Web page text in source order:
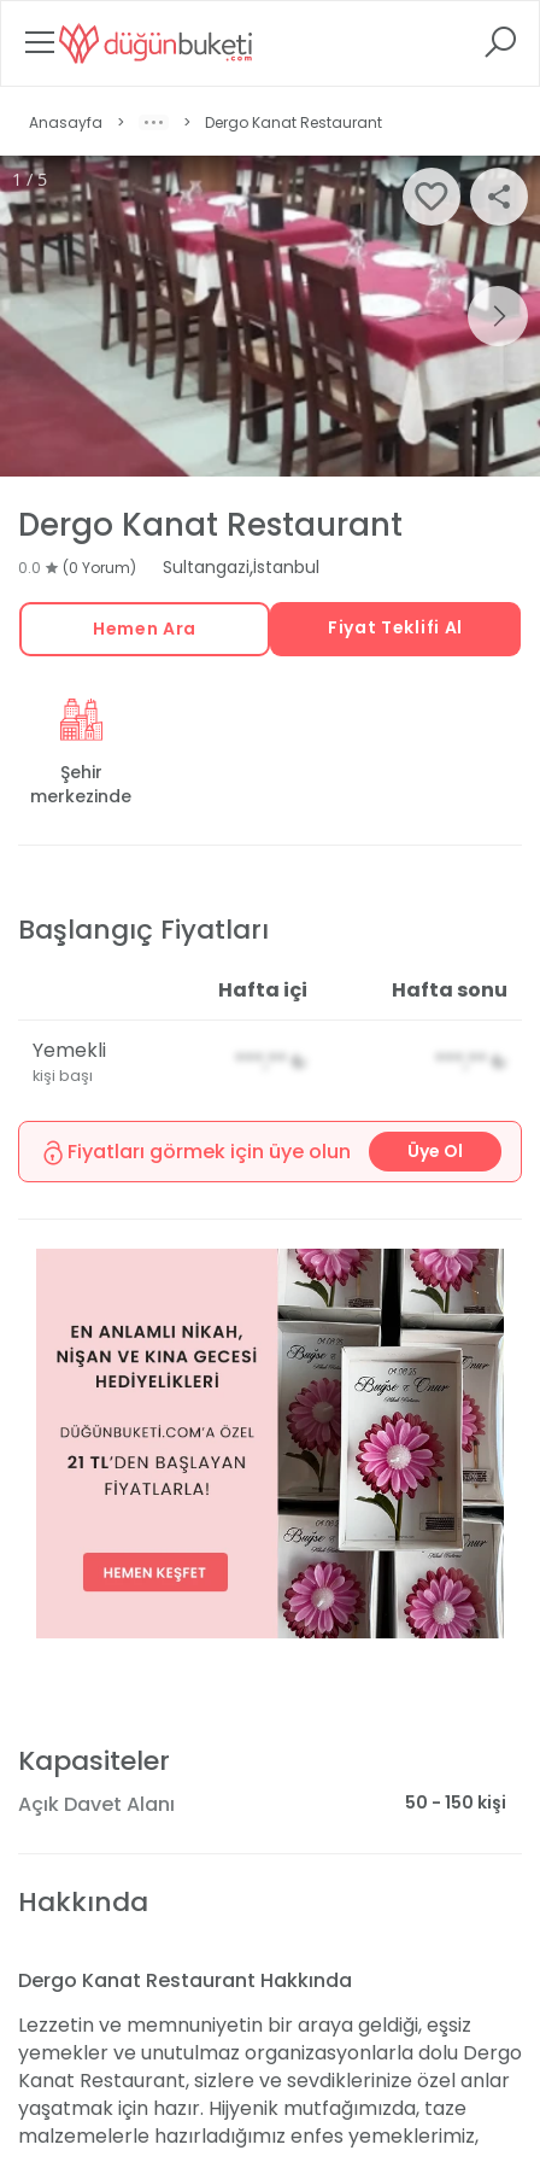
Anasayfa > > Dergo Kanat Restaurant
1 / 5
Dergo Kanat Restaurant
0.0 (0 Yorum) Sultangazi,İstanbul
Hemen Ara Fiyat Teklifi Al
Şehir
merkezinde
Başlangıç Fiyatları
Hafta içi Hafta sonu
Yemekli
kişi başı
***,** ₺ ***,** ₺
Fiyatları görmek için üye olun Üye Ol
Kapasiteler
Açık Davet Alanı 50 - 150 kişi
Hakkında
Dergo Kanat Restaurant Hakkında
Lezzetin ve memnuniyetin bir araya geldiği, eşsiz
yemekler ve unutulmaz organizasyonlarla dolu Dergo
Kanat Restaurant, sizlere ve sevdiklerinize özel anlar
yaşatmak için hazır. Hijyenik mutfağımızda, taze
malzemelerle hazırladığımız enfes yemeklerimiz,